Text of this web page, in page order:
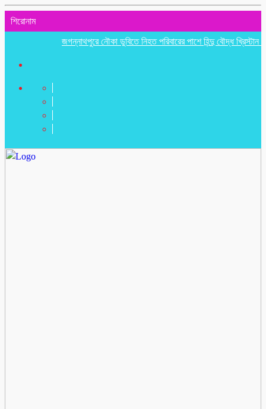
শিরোনাম
জগন্নাথপুরে নৌকা ডুবিতে নিহত পরিবারের পাশে হিন্দু বৌদ্ধ খ্রিস্টান ঐক্য